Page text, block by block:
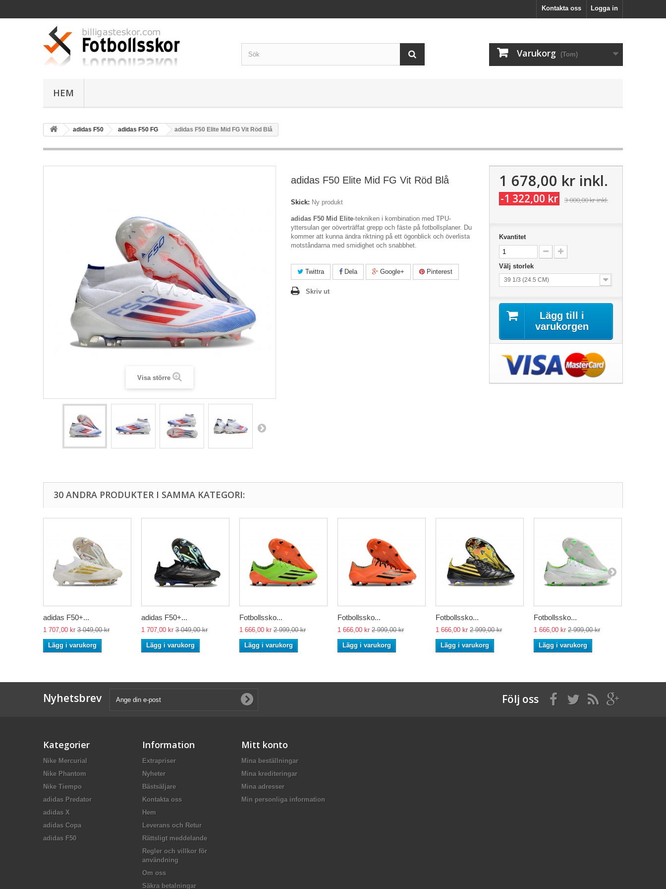
Logga in
Kontakta oss
Varukorg (Tom)
HEM
adidas F50 adidas F50 FG adidas F50 Elite Mid FG Vit Röd Blå
Visa större
adidas F50 Elite Mid FG Vit Röd Blå
Skick: Ny produkt
adidas F50 Mid Elite-tekniken i kombination med TPU-
yttersulan ger oöverträffat grepp och fäste på fotbollsplaner. Du
kommer att kunna ändra riktning på ett ögonblick och överlista
motståndarna med smidighet och snabbhet.
Twittra Dela Google+ Pinterest
Skriv ut
1 678,00 krinkl.
-1 322,00 kr 3 000,00 krinkl.
Kvantitet
Välj storlek
39 1/3 (24.5 CM)
Lägg till i
varukorgen
30 ANDRA PRODUKTER I SAMMA KATEGORI:
adidas F50+...
1 707,00 kr 3 049,00 kr
Lägg i varukorg
adidas F50+...
1 707,00 kr 3 049,00 kr
Lägg i varukorg
Fotbollssko...
1 666,00 kr 2 999,00 kr
Lägg i varukorg
Fotbollssko...
1 666,00 kr 2 999,00 kr
Lägg i varukorg
Fotbollssko...
1 666,00 kr 2 999,00 kr
Lägg i varukorg
Fotbollssko...
1 666,00 kr 2 999,00 kr
Lägg i varukorg
Nyhetsbrev Följ oss
Kategorier
Nike Mercurial
Nike Phantom
Nike Tiempo
adidas Predator
adidas X
adidas Copa
adidas F50
Information
Extrapriser
Nyheter
Bästsäljare
Kontakta oss
Hem
Leverans och Retur
Rättsligt meddelande
Regler och villkor för
användning
Om oss
Säkra betalningar
Mitt konto
Mina beställningar
Mina krediteringar
Mina adresser
Min personliga information